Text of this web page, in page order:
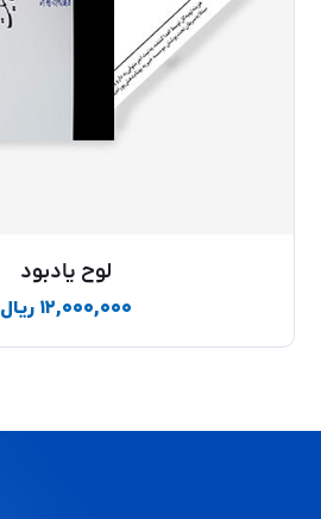
لوح یادبود
۱۲,۰۰۰,۰۰۰ ریال